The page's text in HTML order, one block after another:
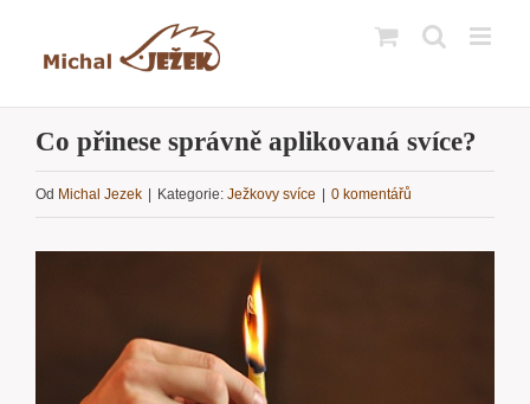
Co přinese správně aplikovaná svíce?
Od Michal Jezek Kategorie: Ježkovy svíce 0 komentářů